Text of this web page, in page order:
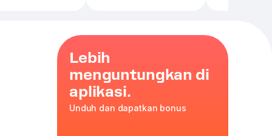
Lebih
menguntungkan di
aplikasi.
Unduh dan dapatkan bonus